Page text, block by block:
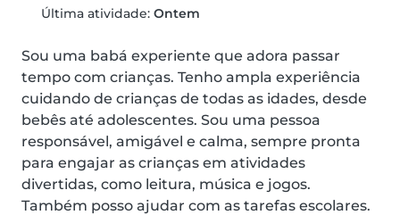
Última atividade: Ontem
Sou uma babá experiente que adora passar
tempo com crianças. Tenho ampla experiência
cuidando de crianças de todas as idades, desde
bebês até adolescentes. Sou uma pessoa
responsável, amigável e calma, sempre pronta
para engajar as crianças em atividades
divertidas, como leitura, música e jogos.
Também posso ajudar com as tarefas escolares.